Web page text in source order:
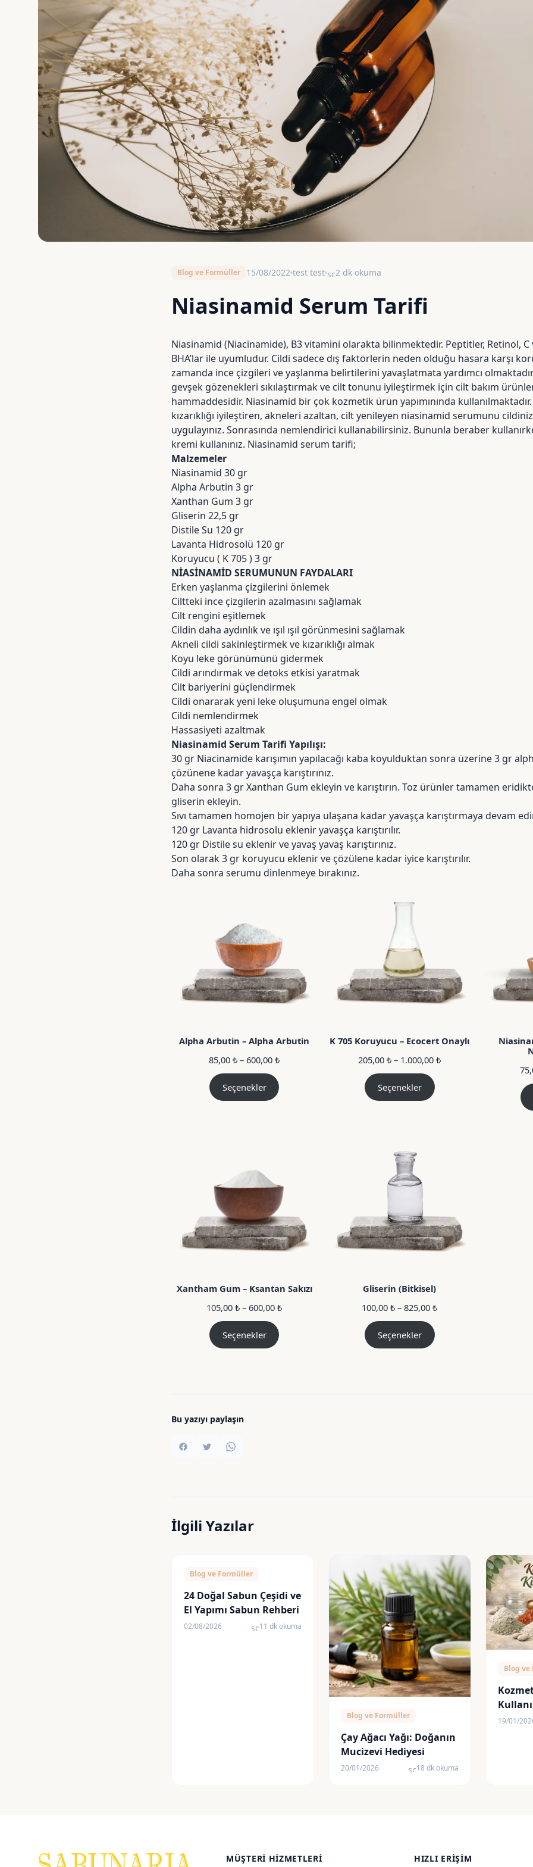
Blog ve Formüller 15/08/2022 test test schedule
2 dk okuma
Niasinamid Serum Tarifi
Niasinamid (Niacinamide), B3 vitamini olarakta bilinmektedir. Peptitler, Retinol,
BHA’lar ile uyumludur. Cildi sadece dış faktörlerin neden olduğu hasara karşı
zamanda ince çizgileri ve yaşlanma belirtilerini yavaşlatmata yardımcı
gevşek gözenekleri sıkılaştırmak ve cilt tonunu iyileştirmek için cilt bakım
hammaddesidir. Niasinamid bir çok kozmetik ürün yapımınında
kızarıklığı iyileştiren, akneleri azaltan, cilt yenileyen niasinamid serumunu
uygulayınız. Sonrasında nemlendirici kullanabilirsiniz. Bununla beraber
kremi kullanınız. Niasinamid serum tarifi;
Malzemeler
Niasinamid 30 gr
Alpha Arbutin 3 gr
Xanthan Gum 3 gr
Gliserin 22,5 gr
Distile Su 120 gr
Lavanta Hidrosolü 120 gr
Koruyucu ( K 705 )3 gr
NİASİNAMİD SERUMUNUN FAYDALARI
Erken yaşlanma çizgilerini önlemek
Ciltteki ince çizgilerin azalmasını sağlamak
Cilt rengini eşitlemek
Cildin daha aydınlık ve ışıl ışıl görünmesini sağlamak
Akneli cildi sakinleştirmek ve kızarıklığı almak
Koyu leke görünümünü gidermek
Cildi arındırmak ve detoks etkisi yaratmak
Cilt bariyerini güçlendirmek
Cildi onararak yeni leke oluşumuna engel olmak
Cildi nemlendirmek
Hassasiyeti azaltmak
Niasinamid Serum Tarifi Yapılışı:
30 gr Niacinamide karışımın yapılacağı kaba koyulduktan sonra üzerine 3 gr
çözünene kadar yavaşça karıştırınız.
Daha sonra 3 gr Xanthan Gum ekleyin ve karıştırın. Toz ürünler tamamen
gliserin ekleyin.
Sıvı tamamen homojen bir yapıya ulaşana kadar yavaşça karıştırmaya devam
120 gr Lavanta hidrosolu eklenir yavaşça karıştırılır.
120 gr Distile su eklenir ve yavaş yavaş karıştırınız.
Son olarak 3 gr koruyucu eklenir ve çözülene kadar iyice karıştırılır.
Daha sonra serumu dinlenmeye bırakınız.
Alpha Arbutin – Alpha Arbutin
85,00₺ –600,00₺Fiyat
Seçenekler
K 705 Koruyucu – Ecocert Onaylı
205,00₺ – 1.000,00₺Fiyat
Seçenekler
Xantham Gum – Ksantan Sakızı
105,00₺ –600,00₺Fiyat
Seçenekler
Gliserin (Bitkisel)
100,00₺ –825,00₺Fiyat
Seçenekler
Bu yazıyı paylaşın
İlgili Yazılar
Blog ve Formüller
24 Doğal Sabun Çeşidi ve
El Yapımı Sabun Rehberi
02/08/2026 schedule
11 dk okuma
Blog ve Formüller
Çay Ağacı Yağı: Doğanın
Mucizevi Hediyesi
20/01/2026 schedule
18 dk okuma
Blog
19/01/
MÜŞTERI HIZMETLERI HIZLI ERIŞIM